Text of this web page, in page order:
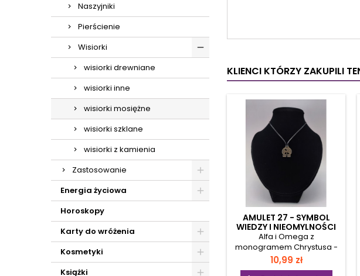
Naszyjniki
Pierścienie
Wisiorki
wisiorki drewniane
wisiorki inne
wisiorki mosiężne
wisiorki szklane
wisiorki z kamienia
Zastosowanie
Energia życiowa
Horoskopy
Karty do wróżenia
Kosmetyki
Książki
KLIENCI KTÓRZY ZAKUPILI
AMULET 27 - SYMBOL
WIEDZY I NIEOMYLNOŚCI
Alfa i Omega z
monogramem Chrystusa -
wyraża najwyższą Boską
mądrość i wiedzę zawartą
Cena
10,99 zł